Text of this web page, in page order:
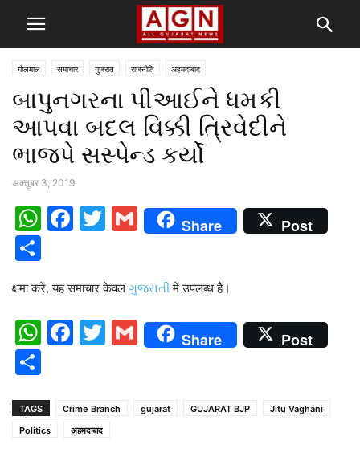
गोलमाल समाचार गुजरात राजनीति अहमदाबाद
બાપુનગરના પીઆઈને ધમકી
આપવા બદલ વિક્કી ત્રિવેદીને
ભાજપે સસ્પેન્ડ કર્યો
अक्तूबर 3, 2019
WhatsApp
Facebook
Twitter
Gmail
Share Post
क्षमा करें, यह समाचार केवल ગુજરાતીमें उपलब्ध है।
WhatsApp
Facebook
Twitter
Gmail
Share Post
TAGS Crime Branch gujarat GUJARAT BJP
Jitu Vaghani
Politics
अहमदाबाद